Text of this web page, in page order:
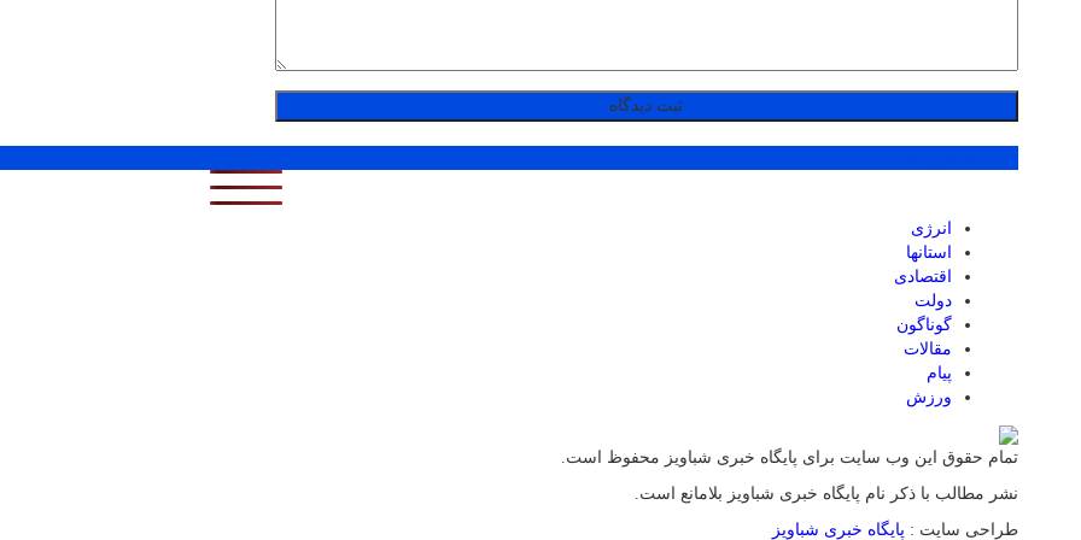
انرژی
استانها
اقتصادی
دولت
گوناگون
مقالات
پیام
ورزش
تمام حقوق این وب سایت برای پایگاه خبری شباویز محفوظ است.
نشر مطالب با ذکر نام پایگاه خبری شباویز بلامانع است.
طراحی سایت : پایگاه خبری شباویز